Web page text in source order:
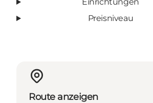
Preisniveau
Route anzeigen